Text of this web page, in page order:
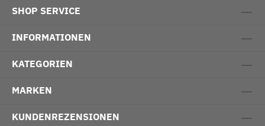
SHOP SERVICE
INFORMATIONEN
KATEGORIEN
MARKEN
KUNDENREZENSIONEN